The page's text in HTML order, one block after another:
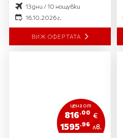
13 дни / 10 нощувки
16.10.2026 г.
ВИЖ ОФЕРТАТА
цена от
816.00 €
1595 .96 лв.